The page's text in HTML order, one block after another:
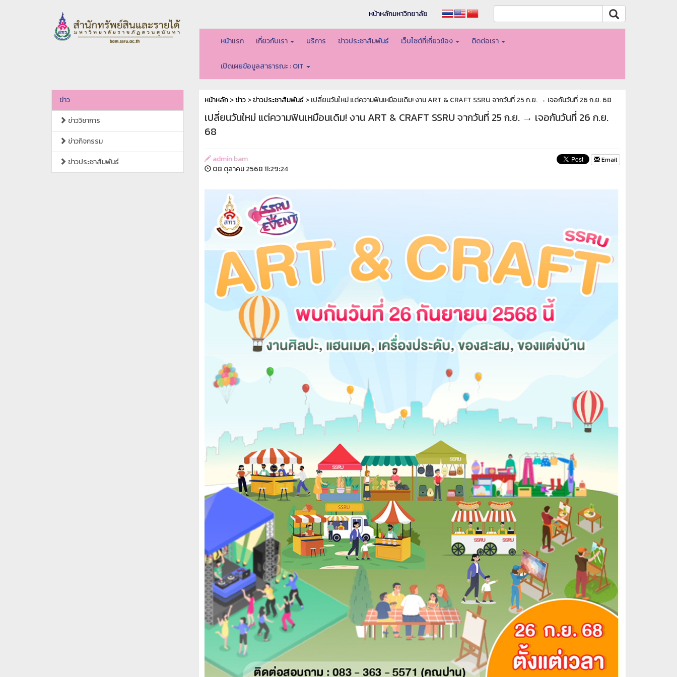
หน้าหลักมหาวิทยาลัย
หน้าแรก เกี่ยวกับเรา บริการ ข่าวประชาสัมพันธ์ เว็บไซต์ที่เกี่ยวข้อง ติดต่อเรา
เปิดเผยข้อมูลสาธารณะ : OIT
ข่าว
ข่าววิชาการ
ข่าวกิจกรรม
ข่าวประชาสัมพันธ์
หน้าหลัก>ข่าว>ข่าวประชาสัมพันธ์> เปลี่ยนวันใหม่ แต่ความฟินเหมือนเดิม! งาน ART & CRAFT SSRU จากวันที่ 25 ก.ย. → เจอกันวันที่ 26 ก.ย. 68
เปลี่ยนวันใหม่ แต่ความฟินเหมือนเดิม! งาน ART & CRAFT SSRU จากวันที่ 25 ก.ย. → เจอกันวันที่ 26 ก.ย.
68
admin bam
08 ตุลาคม 2568 11:29:24
Email